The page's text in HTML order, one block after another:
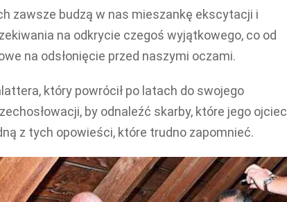
zawsze budzą w nas mieszankę ekscytacji i
na odkrycie czegoś wyjątkowego, co od
na odsłonięcie przed naszymi oczami.
który powrócił po latach do swojego
by odnaleźć skarby, które jego ojciec
z tych opowieści, które trudno zapomnieć.